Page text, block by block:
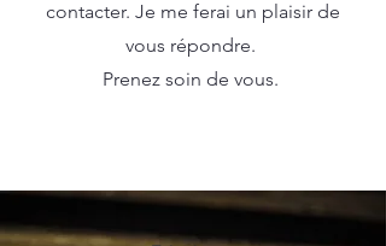
contacter. Je me ferai un plaisir de
vous répondre.
Prenez soin de vous.